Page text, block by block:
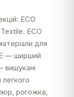
ECO
ECO
для
— ширший
вишукані
рогожка,